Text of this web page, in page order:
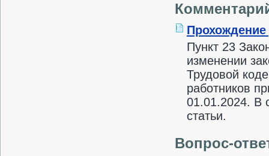
Прохождение
Пункт 23
изменении
Трудовой
работников
01.01.2024. В
статьи.
Вопрос-